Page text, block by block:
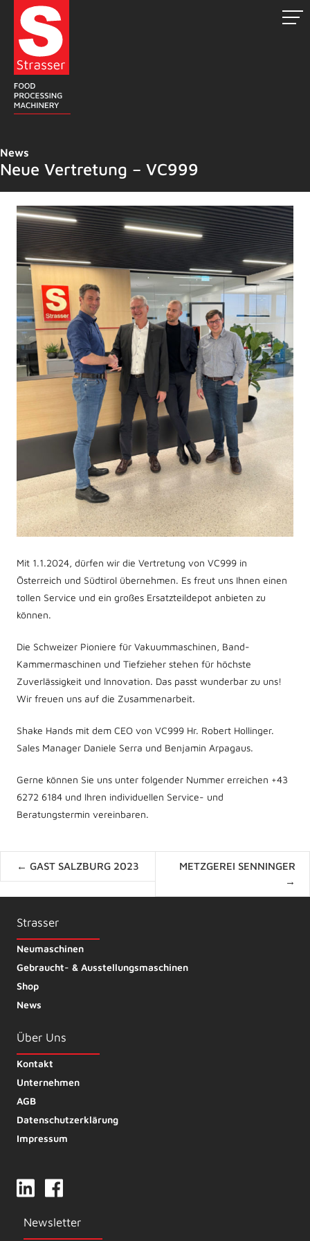
Zum
Inhalt
springen
News
Neue Vertretung – VC999
Mit 1.1.2024, dürfen wir die Vertretung von VC999 in
Österreich und Südtirol übernehmen. Es freut uns Ihnen einen
tollen Service und ein großes Ersatzteildepot anbieten zu
können.
Die Schweizer Pioniere für Vakuummaschinen, Band-
Kammermaschinen und Tiefzieher stehen für höchste
Zuverlässigkeit und Innovation. Das passt wunderbar zu uns!
Wir freuen uns auf die Zusammenarbeit.
Shake Hands mit dem CEO von VC999 Hr. Robert Hollinger.
Sales Manager Daniele Serra und Benjamin Arpagaus.
Gerne können Sie uns unter folgender Nummer erreichen +43
6272 6184 und Ihren individuellen Service- und
Beratungstermin vereinbaren.
Posts
navigation
← GAST SALZBURG 2023
METZGEREI SENNINGER
→
Strasser
Neumaschinen
Gebraucht- & Ausstellungsmaschinen
Shop
News
Über Uns
Kontakt
Unternehmen
AGB
Datenschutzerklärung
Impressum
Newsletter